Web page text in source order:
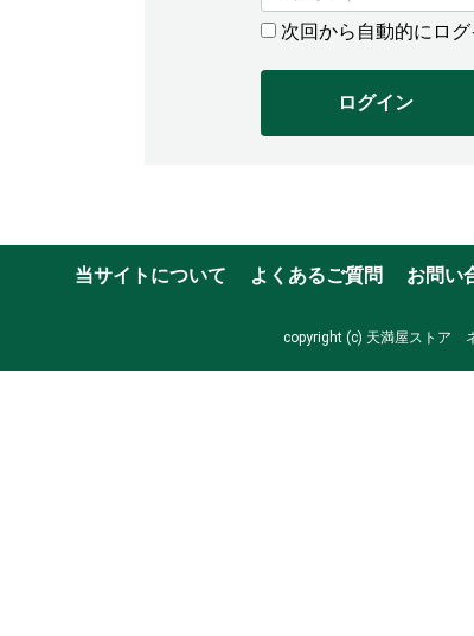
次回から自動的にログ
ログイン
当サイトについて よくあるご質問 お問い
copyright (c) 天満屋ストア